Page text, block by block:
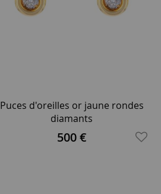
Puces d'oreilles or jaune rondes
diamants
500 €